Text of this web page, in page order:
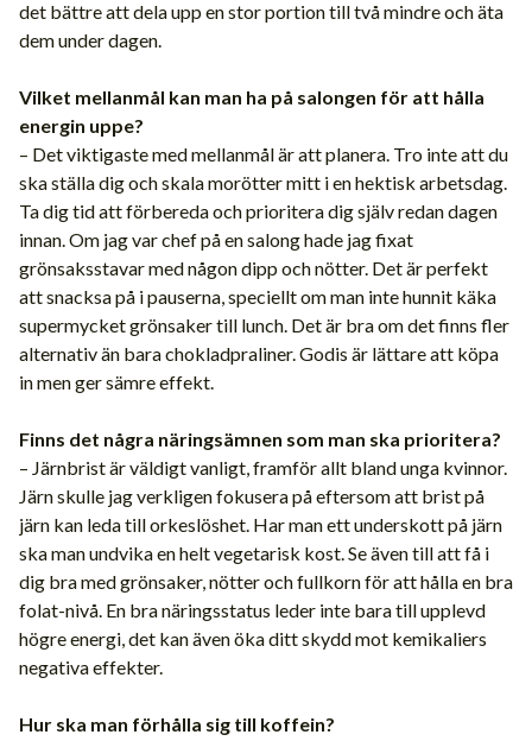
det bättre att dela upp en stor portion till två mindre och äta
dem under dagen.
Vilket mellanmål kan man ha på salongen för att hålla
energin uppe?
– Det viktigaste med mellanmål är att planera. Tro inte att du
ska ställa dig och skala morötter mitt i en hektisk arbetsdag.
Ta dig tid att förbereda och prioritera dig själv redan dagen
innan. Om jag var chef på en salong hade jag fixat
grönsaksstavar med någon dipp och nötter. Det är perfekt
att snacksa på i pauserna, speciellt om man inte hunnit käka
supermycket grönsaker till lunch. Det är bra om det finns fler
alternativ än bara chokladpraliner. Godis är lättare att köpa
in men ger sämre effekt.
Finns det några näringsämnen som man ska prioritera?
– Järnbrist är väldigt vanligt, framför allt bland unga kvinnor.
Järn skulle jag verkligen fokusera på eftersom att brist på
järn kan leda till orkeslöshet. Har man ett underskott på järn
ska man undvika en helt vegetarisk kost. Se även till att få i
dig bra med grönsaker, nötter och fullkorn för att hålla en bra
folat-nivå. En bra näringsstatus leder inte bara till upplevd
högre energi, det kan även öka ditt skydd mot kemikaliers
negativa effekter.
Hur ska man förhålla sig till koffein?